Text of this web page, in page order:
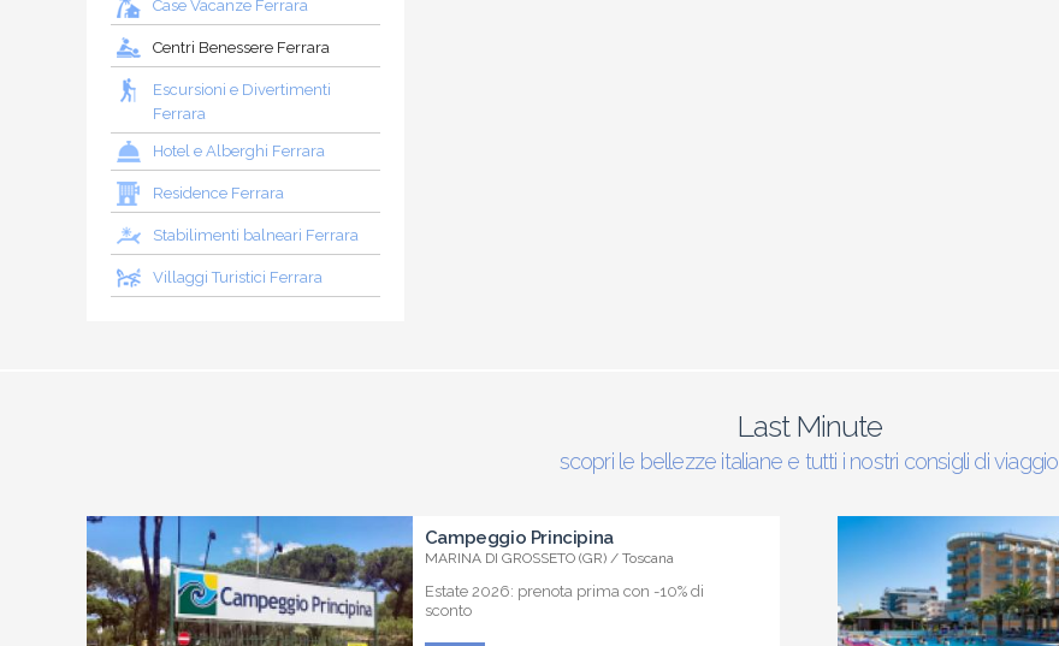
Case Vacanze Ferrara
Centri Benessere Ferrara
Escursioni e Divertimenti
Ferrara
Hotel e Alberghi Ferrara
Residence Ferrara
Stabilimenti balneari Ferrara
Villaggi Turistici Ferrara
Last Minute
scopri le bellezze italiane e tutti i nostri consigli di viaggio
Campeggio Principina
MARINA DI GROSSETO (GR) / Toscana
Estate 2026: prenota prima con -10% di
sconto